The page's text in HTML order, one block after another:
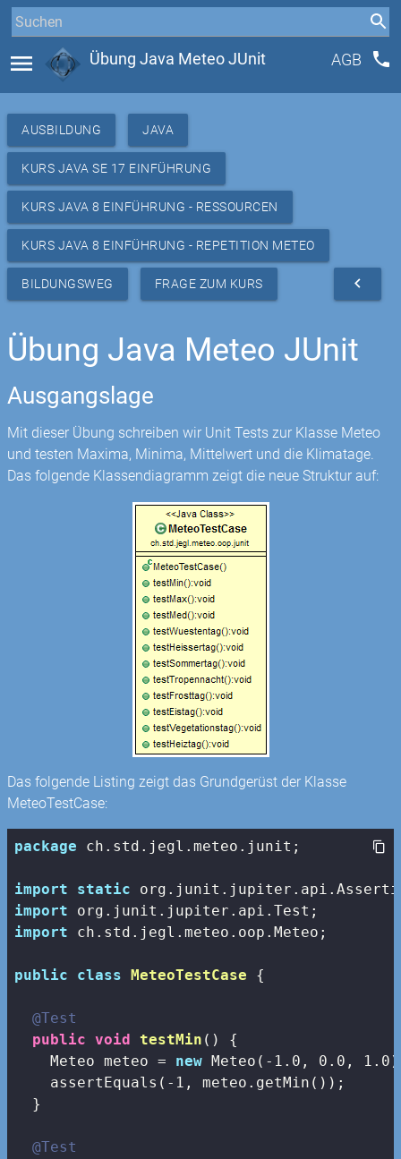
menu Übung Java Meteo JUnit AGB phone
AUSBILDUNG JAVA
KURS JAVA SE 17 EINFÜHRUNG
KURS JAVA 8 EINFÜHRUNG - RESSOURCEN
KURS JAVA 8 EINFÜHRUNG - REPETITION METEO
BILDUNGSWEG FRAGE ZUM KURS navigate_before
Übung Java Meteo JUnit
Ausgangslage
Mit dieser Übung schreiben wir Unit Tests zur Klasse Meteo
und testen Maxima, Minima, Mittelwert und die Klimatage.
Das folgende Klassendiagramm zeigt die neue Struktur auf:
Das folgende Listing zeigt das Grundgerüst der Klasse
MeteoTestCase:
package ch.std.jegl.meteo.junit;
import
static
import
import ch.std.jegl.meteo.oop.Meteo;
public class MeteoTestCase {
@Test
public void testMin ()
{
    Meteo meteo =
new Meteo(- 1.0 , 0.0 , 1.0
    assertEquals(-
1 , meteo.getMin());
  }
@Test